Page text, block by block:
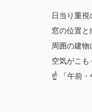
日当り重視
窓の位置と
周囲の建物
空気がこも
☝ 「午前・